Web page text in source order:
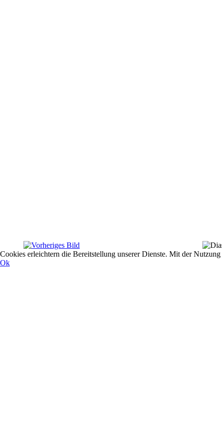
Cookies erleichtern die Bereitstellung unserer Dienste. Mit der
Ok